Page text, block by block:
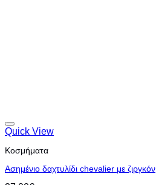
Quick View
Κοσμήματα
Ασημένιο δαχτυλίδι chevalier με ζιργκόν